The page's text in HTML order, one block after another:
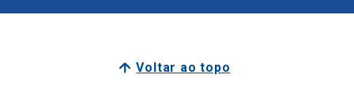
Voltar ao topo